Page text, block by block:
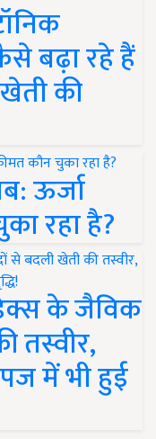
बढ़ा रहे हैं
की
ऊर्जा
रहा है?
के जैविक
तस्वीर,
में भी हुई